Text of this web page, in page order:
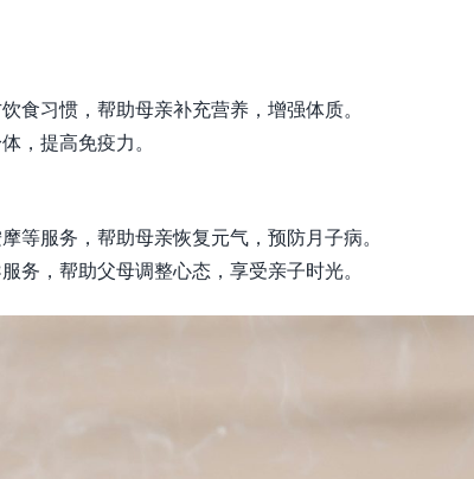
食习惯，帮助母亲补充营养，增强体质。
，提高免疫力。
等服务，帮助母亲恢复元气，预防月子病。
务，帮助父母调整心态，享受亲子时光。